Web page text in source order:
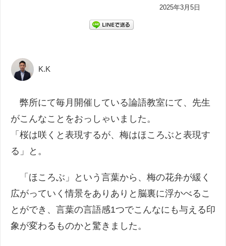
2025年3月5日
K.K
弊所にて毎月開催している論語教室にて、先生
がこんなことをおっしゃいました。
「桜は咲くと表現するが、梅はほころぶと表現す
る」と。
「ほころぶ」という言葉から、梅の花弁が緩く
広がっていく情景をありありと脳裏に浮かべるこ
とができ、言葉の言語感1つでこんなにも与える印
象が変わるものかと驚きました。